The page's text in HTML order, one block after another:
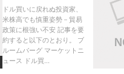
勢－貿易政策に根強い
不安
ドル買いに戻れぬ投資家、
米株高でも慎重姿勢－貿易
政策に根強い不安 記事を要
約すると以下のとおり。 ブ
ルームバーグ マーケットニ
ュース ドル買...